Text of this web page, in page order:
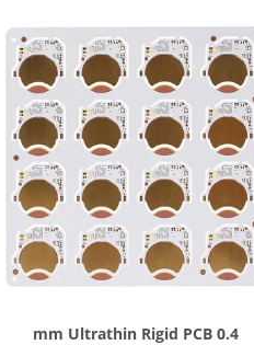
0.4 mm Ultrathin Rigid PCB